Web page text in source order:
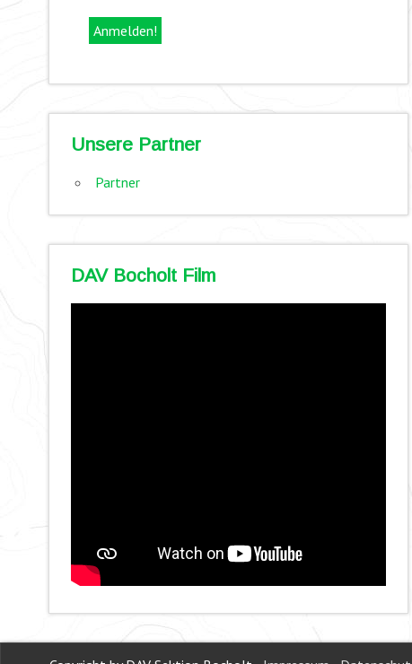
Unsere Partner
Partner
DAV Bocholt Film